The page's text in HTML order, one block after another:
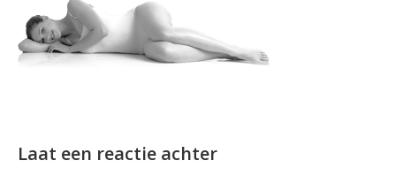
Laat een reactie achter